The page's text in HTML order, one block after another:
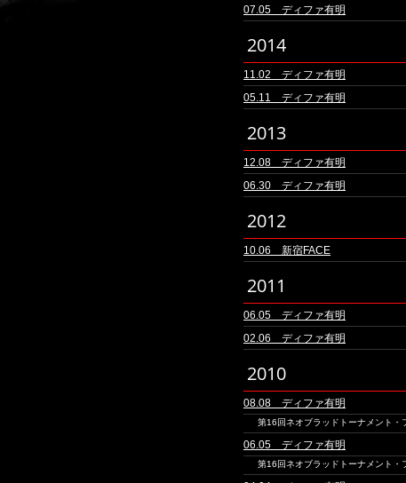
07.05 ディファ有明
2014
11.02 ディファ有明
05.11 ディファ有明
2013
12.08 ディファ有明
06.30 ディファ有明
2012
10.06 新宿FACE
2011
06.05 ディファ有明
02.06 ディファ有明
2010
08.08 ディファ有明
第16回ネオブラッドトーナメント・
06.05 ディファ有明
第16回ネオブラッドトーナメント・